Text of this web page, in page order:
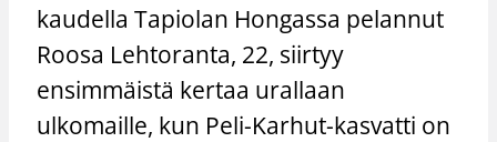
kaudella Tapiolan Hongassa pelannut
Roosa Lehtoranta, 22, siirtyy
ensimmäistä kertaa urallaan
ulkomaille, kun Peli-Karhut-kasvatti on